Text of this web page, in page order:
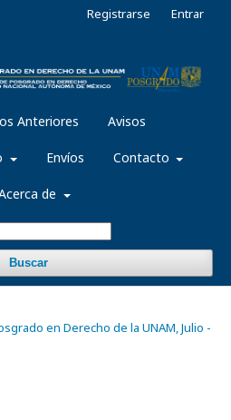
Anteriores Avisos
Envíos Contacto
de
Buscar
Registrarse Entrar
en Derecho de la UNAM, Julio -